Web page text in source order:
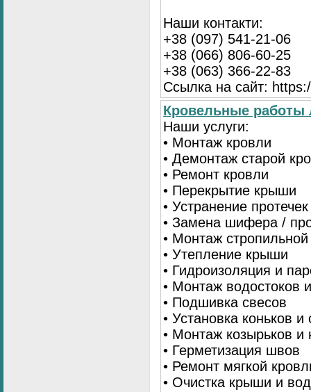
Наши контакти:
+38 (097) 541-21-06
+38 (066) 806-60-25
+38 (063) 366-22-83
Ссылка на сайт:
Кровельные
Наши услуги:
• Монтаж кровли
• Демонтаж старой
• Ремонт кровли
• Перекрытие крыши
• Устранение протечек
• Замена шифера /
• Монтаж
• Утепление крыши
• Гидроизоляция и
• Монтаж водостоков
• Подшивка свесов
• Установка коньков и
• Монтаж козырьков и
• Герметизация швов
• Ремонт мягкой
• Очистка крыши и